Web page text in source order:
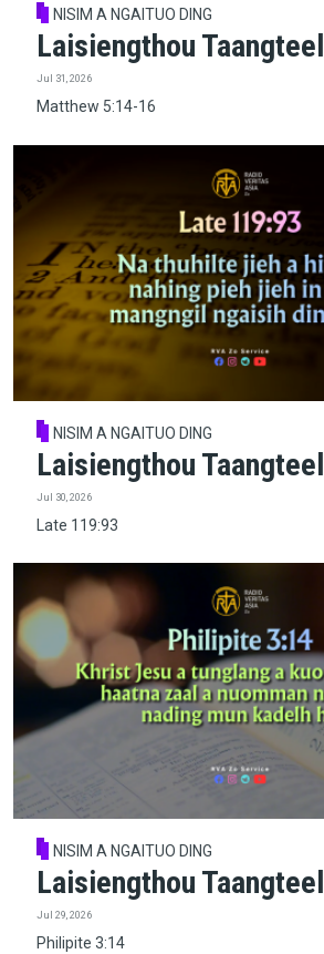
NISIM A NGAITUO DING
Laisiengthou Taangteel
Jul 31, 2026
Matthew 5:14-16
NISIM A NGAITUO DING
Laisiengthou Taangteel
Jul 30, 2026
Late 119:93
NISIM A NGAITUO DING
Laisiengthou Taangteel
Jul 29, 2026
Philipite 3:14